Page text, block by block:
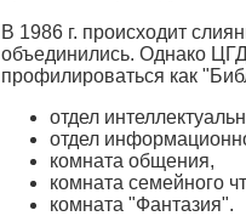
В 1986 г. происходит
объединились. Однако
профилироваться как
отдел
отдел
комната общения,
комната семейного
комната "Фантазия".